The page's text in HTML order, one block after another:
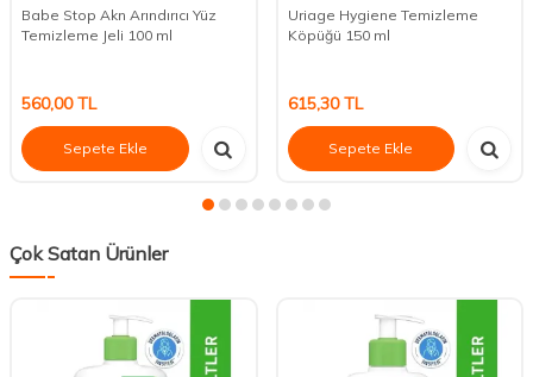
Babe Stop Akn Arındırıcı Yüz
Temizleme Jeli 100 ml
560,00TL
Sepete Ekle
Uriage Hygiene Temizleme
Köpüğü 150 ml
615,30TL
Sepete Ekle
Çok Satan Ürünler